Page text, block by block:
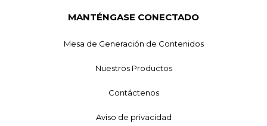
MANTÉNGASE CONECTADO
Mesa de Generación de Contenidos
Nuestros Productos
Contáctenos
Aviso de privacidad